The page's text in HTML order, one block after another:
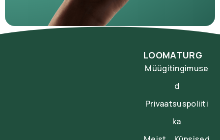
LOOMATURG
Müügitingimuse
d
Privaatsuspoliiti
ka